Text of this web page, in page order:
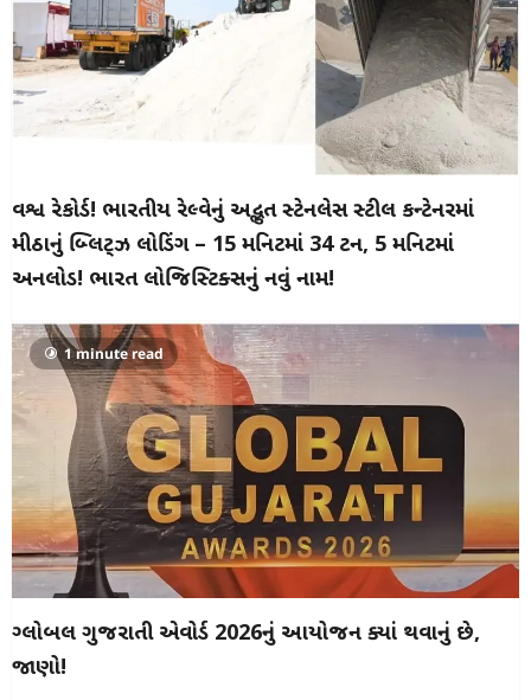
વિશ્વ રેકોર્ડ! ભારતીય રેલ્વેનું અદ્ભુત સ્ટેનલેસ સ્ટીલ કન્ટેનરમાં
મીઠાનું બ્લિટ્ઝ લોડિંગ – 15 મિનિટમાં 34 ટન, 5 મિનિટમાં
અનલોડ! ભારત લોજિસ્ટિક્સનું નવું નામ!
1 minute read
ગ્લોબલ ગુજરાતી એવોર્ડ 2026નું આયોજન ક્યાં થવાનું છે,
જાણો!